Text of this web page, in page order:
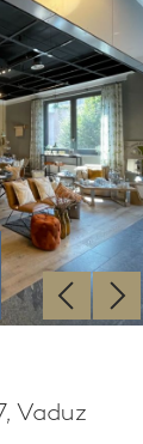
‹ ›
Vaduz